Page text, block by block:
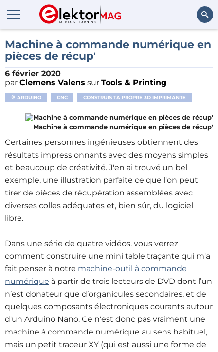
Rechercher
Machine à commande numérique en
pièces de récup'
6 février 2020
par Clemens Valens sur Tools & Printing
ARDUINO CNC CONSTRUIS TA PROPRE 3D IMPRIMANTE
Machine à commande numérique en pièces de récup'
Certaines personnes ingénieuses obtiennent des
résultats impressionnants avec des moyens simples
et beaucoup de créativité. J'en ai trouvé un bel
exemple, une illustration parfaite ce que l'on peut
tirer de pièces de récupération assemblées avec
diverses colles adéquates et, bien sûr, du logiciel
libre.
Dans une série de quatre vidéos, vous verrez
comment construire une mini table traçante qui m'a
fait penser à notre machine-outil à commande
numérique à partir de trois lecteurs de DVD dont l’un
n’est donateur que d’organicules secondaires, et de
quelques composants électroniques courants autour
d'un Arduino Nano. Ce n'est donc pas vraiment une
machine à commande numérique au sens habituel,
mais un petit traceur XY (qui est aussi une forme de